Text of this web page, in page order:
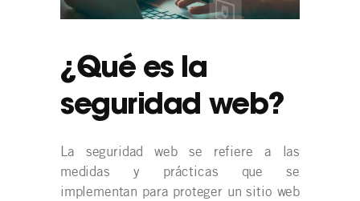
¿Qué es la
seguridad web?
La seguridad web se refiere a las
medidas y prácticas que se
implementan para proteger un sitio web